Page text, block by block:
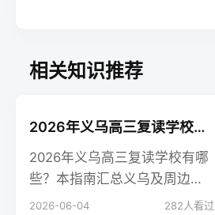
相关知识推荐
2026年义乌高三复读学校推荐与择校指南
2026年义乌高三复读学校有哪
些？本指南汇总义乌及周边优
质复读机构，从公办校内班、
2026-06-04 282 人看过